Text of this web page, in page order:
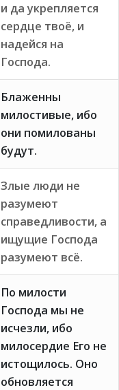
и да укрепляется
сердце твоё, и
надейся на
Господа.
Блаженны
милостивые, ибо
они помилованы
будут.
Злые люди не
разумеют
справедливости, а
ищущие Господа
разумеют всё.
По милости
Господа мы не
исчезли, ибо
милосердие Его не
истощилось. Оно
обновляется